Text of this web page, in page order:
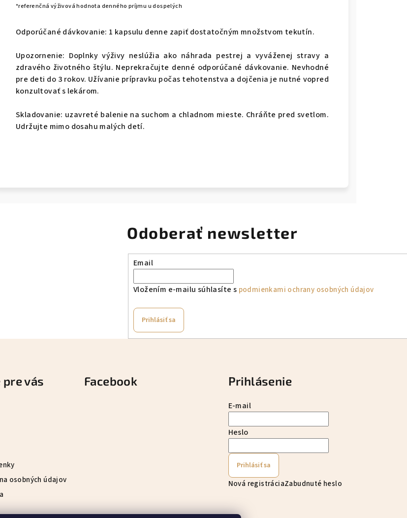
*referenčná výživová hodnota denného príjmu u dospelých
Odporúčané dávkovanie: 1 kapsulu denne zapiť dostatočným množstvom tekutín.
Upozornenie: Doplnky výživy neslúžia ako náhrada pestrej a vyváženej stravy a
zdravého životného štýlu. Neprekračujte denné odporúčané dávkovanie. Nevhodné
pre deti do 3 rokov. Užívanie prípravku počas tehotenstva a dojčenia je nutné vopred
konzultovať s lekárom.
Skladovanie: uzavreté balenie na suchom a chladnom mieste. Chráňte pred svetlom.
Udržujte mimo dosahu malých detí.
Odoberať newsletter
Email
Vložením e-mailu súhlasíte s podmienkami ochrany osobných údajov
Prihlásiť sa
vás
osobných údajov
Facebook Prihlásenie
E-mail
Heslo
Prihlásiť sa
Nová registráciaZabudnuté heslo